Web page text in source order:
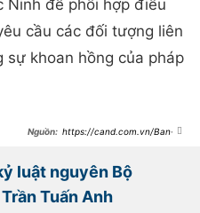
Ninh để phối hợp điều
cầu các đối tượng liên
sự khoan hồng của pháp
https://cand.com.vn/Ban-
khong-gian-mang-xuyen-bien-gioi-
i757581/
luật nguyên Bộ
Tuấn Anh